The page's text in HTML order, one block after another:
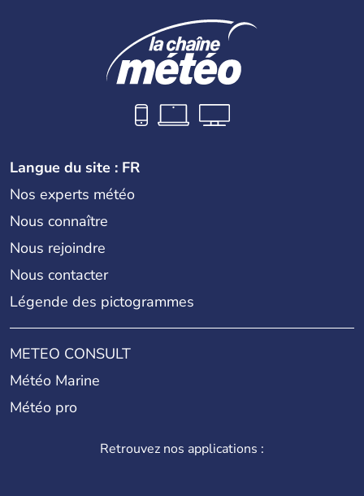
Langue du site : FR
Nos experts météo
Nous connaître
Nous rejoindre
Nous contacter
Légende des pictogrammes
METEO CONSULT
Météo Marine
Météo pro
Retrouvez nos applications :